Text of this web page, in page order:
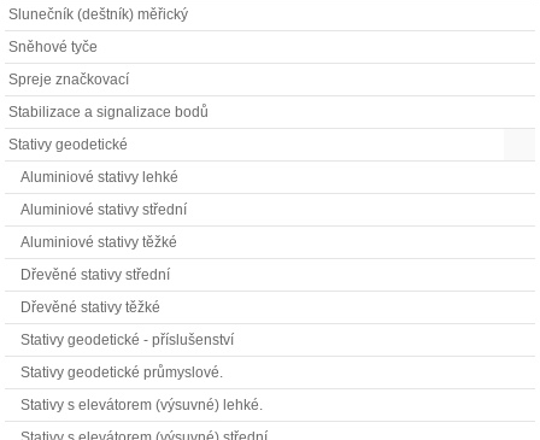
Slunečník (deštník) měřický
Sněhové tyče
Spreje značkovací
Stabilizace a signalizace bodů
Stativy geodetické
Aluminiové stativy lehké
Aluminiové stativy střední
Aluminiové stativy těžké
Dřevěné stativy střední
Dřevěné stativy těžké
Stativy geodetické - příslušenství
Stativy geodetické průmyslové.
Stativy s elevátorem (výsuvné) lehké.